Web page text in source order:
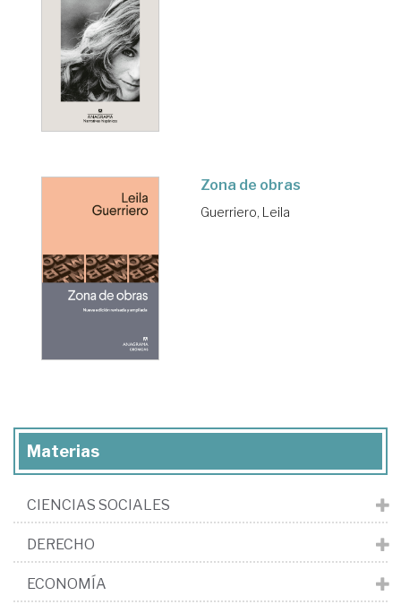
Zona de obras
Guerriero, Leila
Materias
CIENCIAS SOCIALES
DERECHO
ECONOMÍA